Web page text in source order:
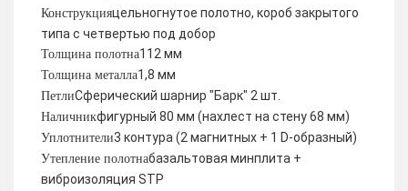
Конструкцияцельногнутое полотно, короб закрытого
типа с четвертью под добор
Толщина полотна112 мм
Толщина металла1,8 мм
ПетлиСферический шарнир "Барк" 2 шт.
Наличникфигурный 80 мм (нахлест на стену 68 мм)
Уплотнители3 контура (2 магнитных + 1 D-образный)
Утепление полотнабазальтовая минплита +
виброизоляция STP